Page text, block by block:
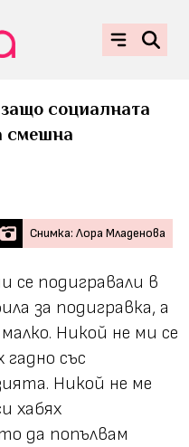
социалната
смешна
Снимка: Лора Младенова
се подигравали в
за подигравка, а
Никой не ми се
със
Никой не ме
хабях
да попълвам